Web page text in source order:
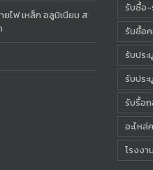
ไฟ เหล็ก อลูมิเนียม ส
รับซื้อ-
รับซื้อค
รับประ
รับปร
รับรื้อ
อะไหล่
โรงงาน